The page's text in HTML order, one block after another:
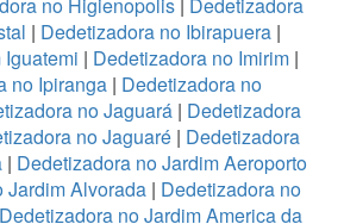
| Dedetizadora no Ibirapuera|
| Dedetizadora no Imirim |
no Ipiranga | Dedetizadora no
no Jaguará | Dedetizadora
no Jaguaré | Dedetizadora
| Dedetizadora no Jardim Aeroporto
Jardim Alvorada | Dedetizadora no
Dedetizadora no Jardim America da